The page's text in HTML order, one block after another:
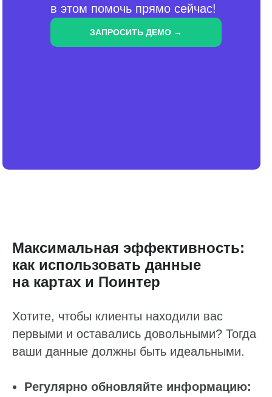
в этом помочь прямо сейчас!
ЗАПРОСИТЬ ДЕМО →
Максимальная эффективность:
как использовать данные
на картах и Поинтер
Хотите, чтобы клиенты находили вас
первыми и оставались довольными? Тогда
ваши данные должны быть идеальными.
Регулярно обновляйте информацию: